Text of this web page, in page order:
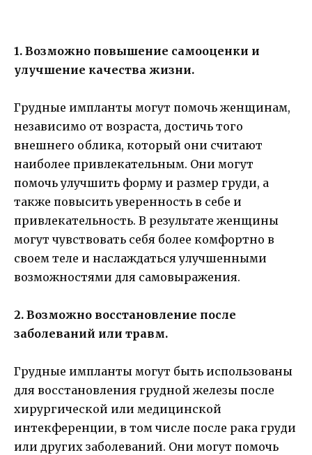
1. Возможно повышение самооценки и
улучшение качества жизни.
Грудные импланты могут помочь женщинам,
независимо от возраста, достичь того
внешнего облика, который они считают
наиболее привлекательным. Они могут
помочь улучшить форму и размер груди, а
также повысить уверенность в себе и
привлекательность. В результате женщины
могут чувствовать себя более комфортно в
своем теле и наслаждаться улучшенными
возможностями для самовыражения.
2. Возможно восстановление после
заболеваний или травм.
Грудные импланты могут быть использованы
для восстановления грудной железы после
хирургической или медицинской
интекференции, в том числе после рака груди
или других заболеваний. Они могут помочь